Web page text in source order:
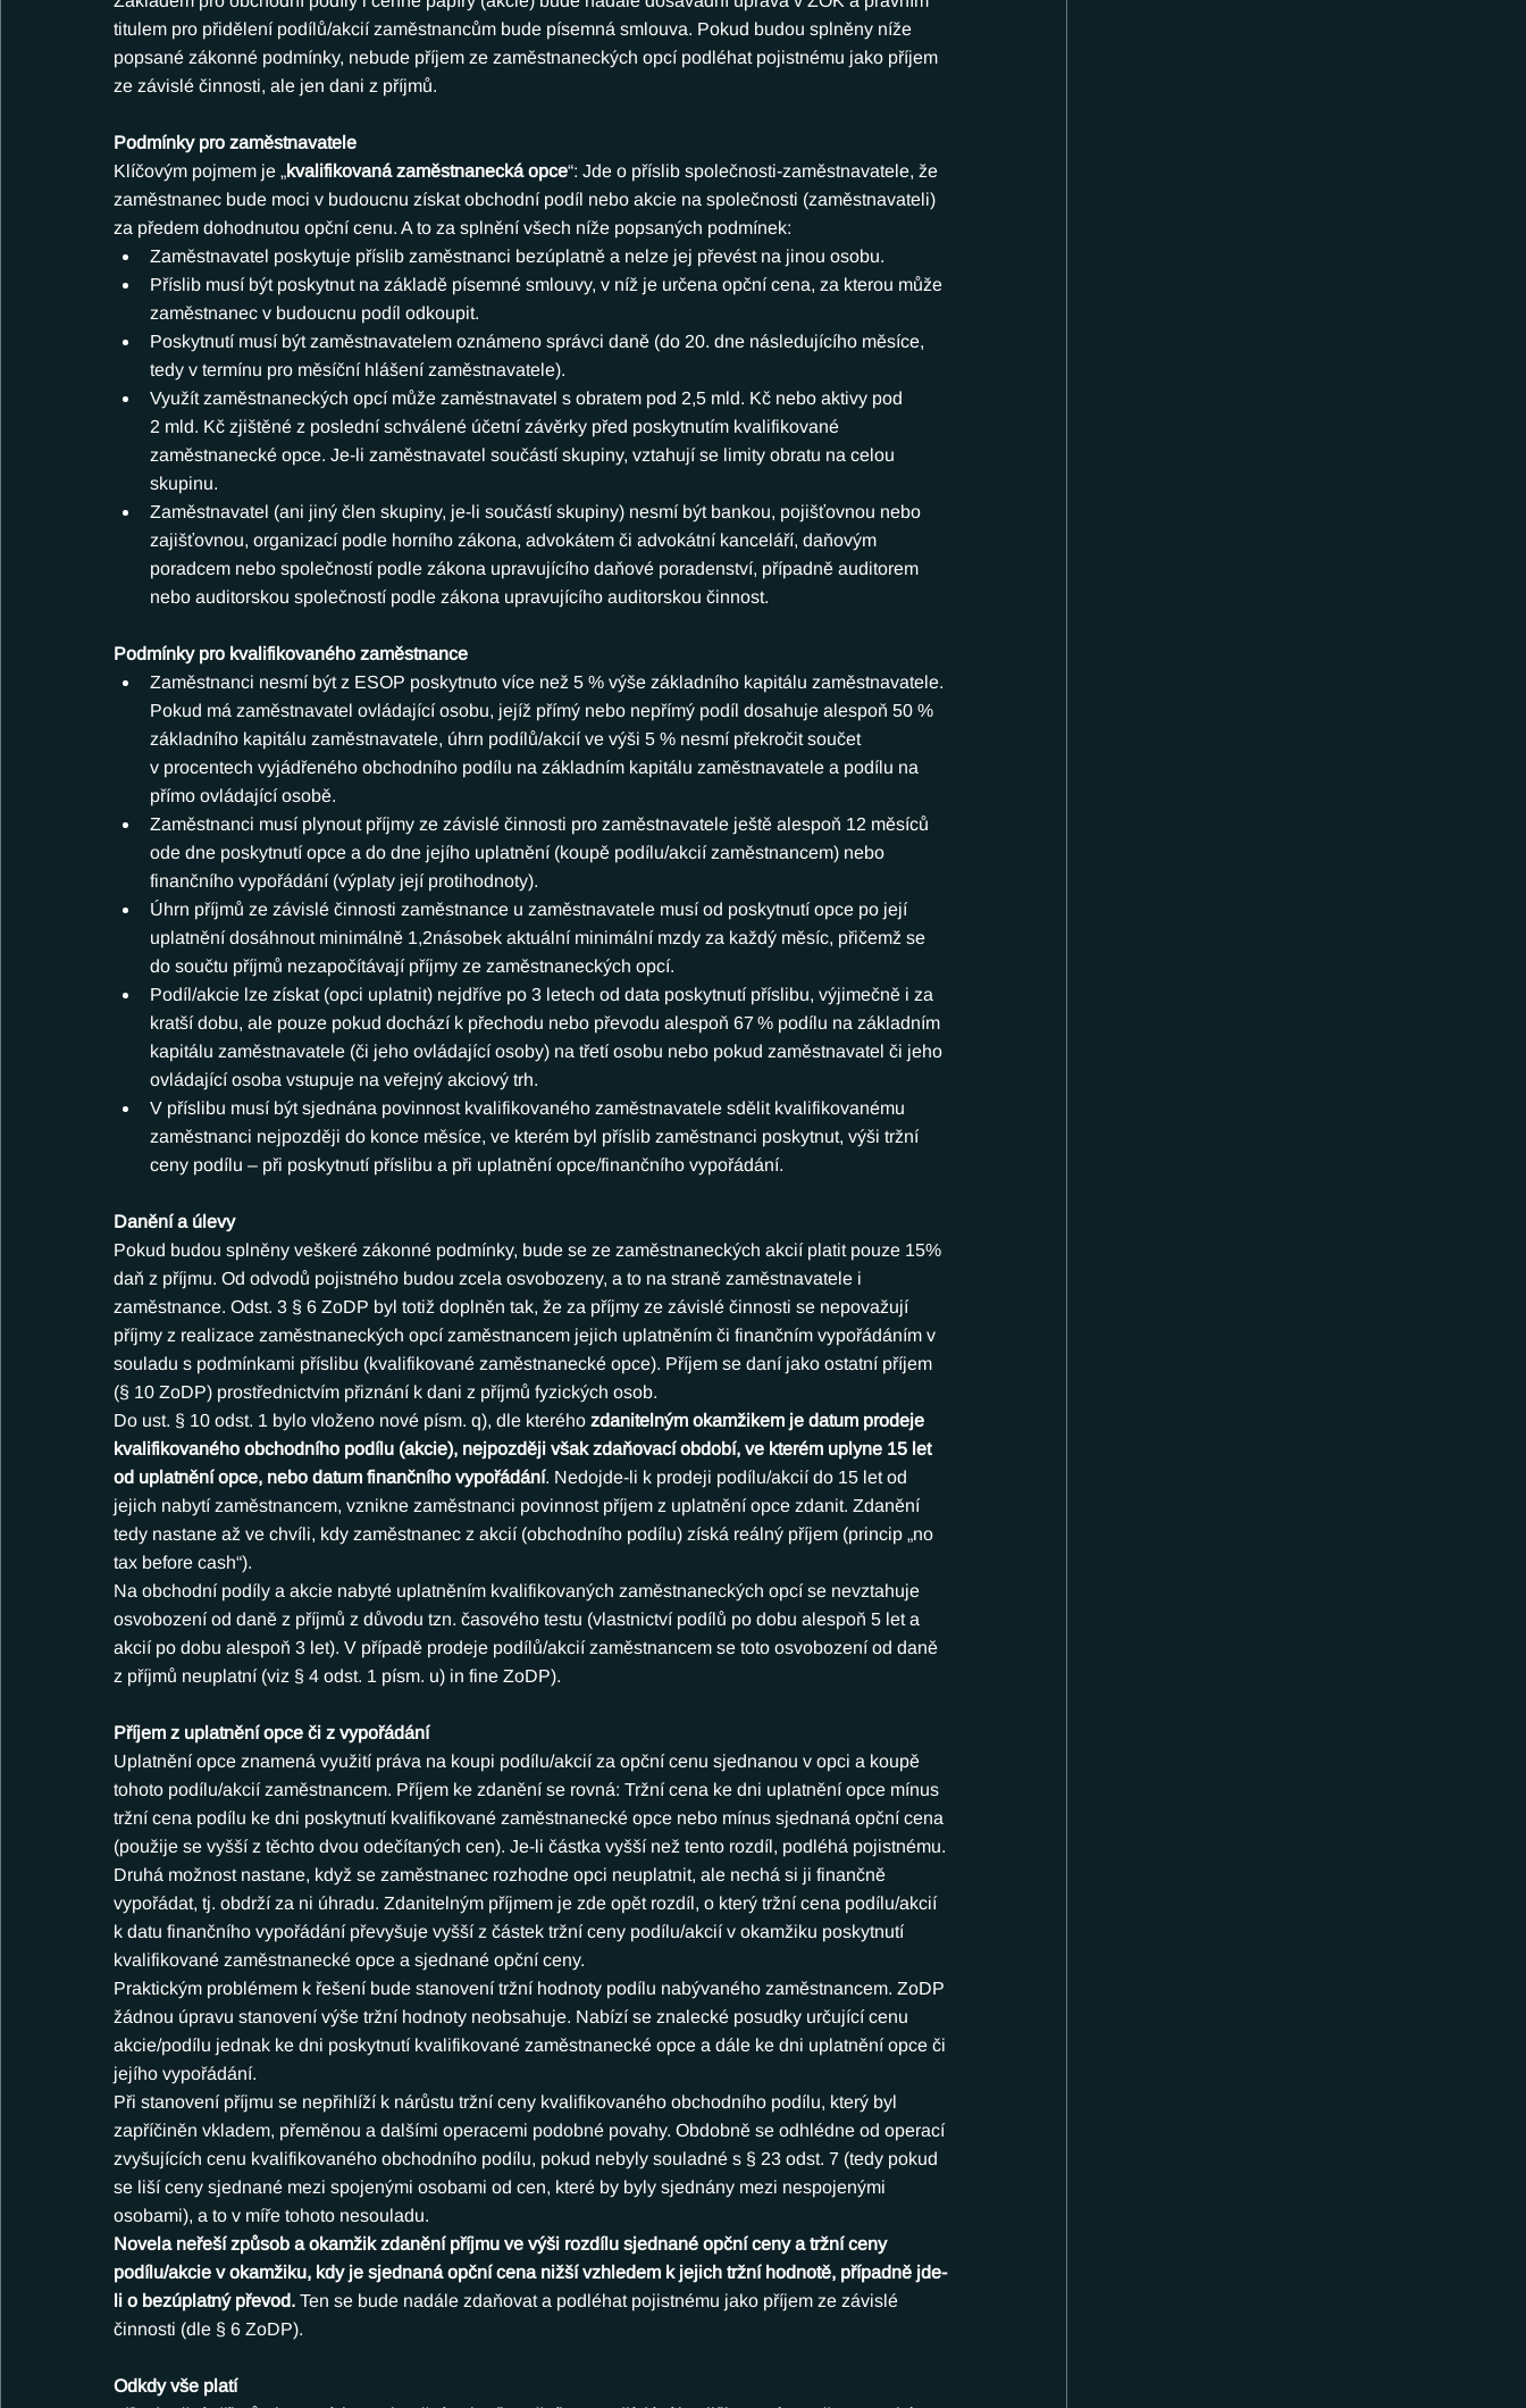
titulem pro přidělení podílů/akcií zaměstnancům bude písemná smlouva. Pokud budou splněny níže
popsané zákonné podmínky, nebude příjem ze zaměstnaneckých opcí podléhat pojistnému jako příjem
ze závislé činnosti, ale jen dani z příjmů.
Podmínky pro zaměstnavatele
Klíčovým pojmem je „kvalifikovaná zaměstnanecká opce“: Jde o příslib společnosti-zaměstnavatele, že
zaměstnanec bude moci v budoucnu získat obchodní podíl nebo akcie na společnosti (zaměstnavateli)
za předem dohodnutou opční cenu. A to za splnění všech níže popsaných podmínek:
Zaměstnavatel poskytuje příslib zaměstnanci bezúplatně a nelze jej převést na jinou osobu.
Příslib musí být poskytnut na základě písemné smlouvy, v níž je určena opční cena, za kterou může
zaměstnanec v budoucnu podíl odkoupit.
Poskytnutí musí být zaměstnavatelem oznámeno správci daně (do 20. dne následujícího měsíce,
tedy v termínu pro měsíční hlášení zaměstnavatele).
Využít zaměstnaneckých opcí může zaměstnavatel s obratem pod 2,5 mld. Kč nebo aktivy pod
2 mld. Kč zjištěné z poslední schválené účetní závěrky před poskytnutím kvalifikované
zaměstnanecké opce. Je-li zaměstnavatel součástí skupiny, vztahují se limity obratu na celou
skupinu.
Zaměstnavatel (ani jiný člen skupiny, je-li součástí skupiny) nesmí být bankou, pojišťovnou nebo
zajišťovnou, organizací podle horního zákona, advokátem či advokátní kanceláří, daňovým
poradcem nebo společností podle zákona upravujícího daňové poradenství, případně auditorem
nebo auditorskou společností podle zákona upravujícího auditorskou činnost.
Podmínky pro kvalifikovaného zaměstnance
Zaměstnanci nesmí být z ESOP poskytnuto více než 5 % výše základního kapitálu zaměstnavatele.
Pokud má zaměstnavatel ovládající osobu, jejíž přímý nebo nepřímý podíl dosahuje alespoň 50 %
základního kapitálu zaměstnavatele, úhrn podílů/akcií ve výši 5 % nesmí překročit součet
v procentech vyjádřeného obchodního podílu na základním kapitálu zaměstnavatele a podílu na
přímo ovládající osobě.
Zaměstnanci musí plynout příjmy ze závislé činnosti pro zaměstnavatele ještě alespoň 12 měsíců
ode dne poskytnutí opce a do dne jejího uplatnění (koupě podílu/akcií zaměstnancem) nebo
finančního vypořádání (výplaty její protihodnoty).
Úhrn příjmů ze závislé činnosti zaměstnance u zaměstnavatele musí od poskytnutí opce po její
uplatnění dosáhnout minimálně 1,2násobek aktuální minimální mzdy za každý měsíc, přičemž se
do součtu příjmů nezapočítávají příjmy ze zaměstnaneckých opcí.
Podíl/akcie lze získat (opci uplatnit) nejdříve po 3 letech od data poskytnutí příslibu, výjimečně i za
kratší dobu, ale pouze pokud dochází k přechodu nebo převodu alespoň 67 % podílu na základním
kapitálu zaměstnavatele (či jeho ovládající osoby) na třetí osobu nebo pokud zaměstnavatel či jeho
ovládající osoba vstupuje na veřejný akciový trh.
V příslibu musí být sjednána povinnost kvalifikovaného zaměstnavatele sdělit kvalifikovanému
zaměstnanci nejpozději do konce měsíce, ve kterém byl příslib zaměstnanci poskytnut, výši tržní
ceny podílu – při poskytnutí příslibu a při uplatnění opce/finančního vypořádání.
Danění a úlevy
Pokud budou splněny veškeré zákonné podmínky, bude se ze zaměstnaneckých akcií platit pouze 15%
daň z příjmu. Od odvodů pojistného budou zcela osvobozeny, a to na straně zaměstnavatele i
zaměstnance. Odst. 3 § 6 ZoDP byl totiž doplněn tak, že za příjmy ze závislé činnosti se nepovažují
příjmy z realizace zaměstnaneckých opcí zaměstnancem jejich uplatněním či finančním vypořádáním v
souladu s podmínkami příslibu (kvalifikované zaměstnanecké opce). Příjem se daní jako ostatní příjem
(§ 10 ZoDP) prostřednictvím přiznání k dani z příjmů fyzických osob.
Do ust. § 10 odst. 1 bylo vloženo nové písm. q), dle kterého zdanitelným okamžikem je datum prodeje
kvalifikovaného obchodního podílu (akcie), nejpozději však zdaňovací období, ve kterém uplyne 15 let
od uplatnění opce, nebo datum finančního vypořádání. Nedojde-li k prodeji podílu/akcií do 15 let od
jejich nabytí zaměstnancem, vznikne zaměstnanci povinnost příjem z uplatnění opce zdanit. Zdanění
tedy nastane až ve chvíli, kdy zaměstnanec z akcií (obchodního podílu) získá reálný příjem (princip „no
tax before cash“).
Na obchodní podíly a akcie nabyté uplatněním kvalifikovaných zaměstnaneckých opcí se nevztahuje
osvobození od daně z příjmů z důvodu tzn. časového testu (vlastnictví podílů po dobu alespoň 5 let a
akcií po dobu alespoň 3 let). V případě prodeje podílů/akcií zaměstnancem se toto osvobození od daně
z příjmů neuplatní (viz § 4 odst. 1 písm. u) in fine ZoDP).
Příjem z uplatnění opce či z vypořádání
Uplatnění opce znamená využití práva na koupi podílu/akcií za opční cenu sjednanou v opci a koupě
tohoto podílu/akcií zaměstnancem. Příjem ke zdanění se rovná: Tržní cena ke dni uplatnění opce mínus
tržní cena podílu ke dni poskytnutí kvalifikované zaměstnanecké opce nebo mínus sjednaná opční cena
(použije se vyšší z těchto dvou odečítaných cen). Je-li částka vyšší než tento rozdíl, podléhá pojistnému.
Druhá možnost nastane, když se zaměstnanec rozhodne opci neuplatnit, ale nechá si ji finančně
vypořádat, tj. obdrží za ni úhradu. Zdanitelným příjmem je zde opět rozdíl, o který tržní cena podílu/akcií
k datu finančního vypořádání převyšuje vyšší z částek tržní ceny podílu/akcií v okamžiku poskytnutí
kvalifikované zaměstnanecké opce a sjednané opční ceny.
Praktickým problémem k řešení bude stanovení tržní hodnoty podílu nabývaného zaměstnancem. ZoDP
žádnou úpravu stanovení výše tržní hodnoty neobsahuje. Nabízí se znalecké posudky určující cenu
akcie/podílu jednak ke dni poskytnutí kvalifikované zaměstnanecké opce a dále ke dni uplatnění opce či
jejího vypořádání.
Při stanovení příjmu se nepřihlíží k nárůstu tržní ceny kvalifikovaného obchodního podílu, který byl
zapříčiněn vkladem, přeměnou a dalšími operacemi podobné povahy. Obdobně se odhlédne od operací
zvyšujících cenu kvalifikovaného obchodního podílu, pokud nebyly souladné s § 23 odst. 7 (tedy pokud
se liší ceny sjednané mezi spojenými osobami od cen, které by byly sjednány mezi nespojenými
osobami), a to v míře tohoto nesouladu.
Novela neřeší způsob a okamžik zdanění příjmu ve výši rozdílu sjednané opční ceny a tržní ceny
podílu/akcie v okamžiku, kdy je sjednaná opční cena nižší vzhledem k jejich tržní hodnotě, případně jde-
li o bezúplatný převod. Ten se bude nadále zdaňovat a podléhat pojistnému jako příjem ze závislé
činnosti (dle § 6 ZoDP).
Odkdy vše platí